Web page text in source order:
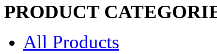
PRODUCT
All Products